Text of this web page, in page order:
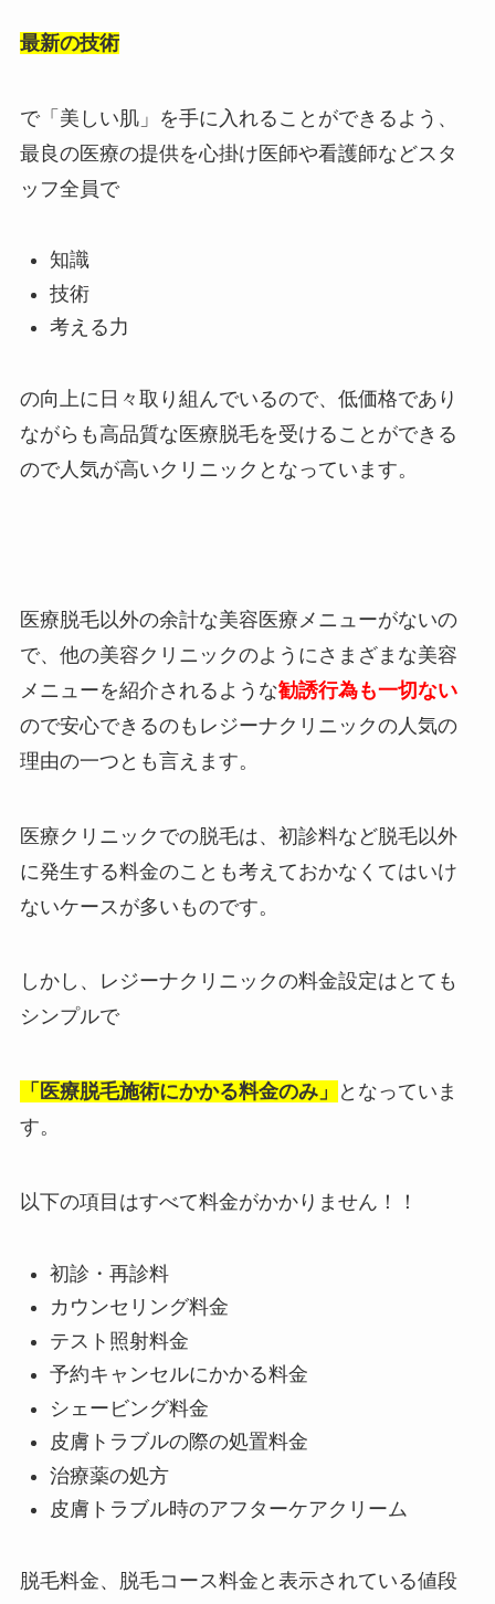
最新の技術
で「美しい肌」を手に入れることができるよう、
最良の医療の提供を心掛け医師や看護師などスタ
ッフ全員で
知識
技術
考える力
の向上に日々取り組んでいるので、低価格であり
ながらも高品質な医療脱毛を受けることができる
ので人気が高いクリニックとなっています。
医療脱毛以外の余計な美容医療メニューがないの
で、他の美容クリニックのようにさまざまな美容
メニューを紹介されるような勧誘行為も一切ない
ので安心できるのもレジーナクリニックの人気の
理由の一つとも言えます。
医療クリニックでの脱毛は、初診料など脱毛以外
に発生する料金のことも考えておかなくてはいけ
ないケースが多いものです。
しかし、レジーナクリニックの料金設定はとても
シンプルで
「医療脱毛施術にかかる料金のみ」
となっていま
す。
以下の項目はすべて料金がかかりません！！
初診・再診料
カウンセリング料金
テスト照射料金
予約キャンセルにかかる料金
シェービング料金
皮膚トラブルの際の処置料金
治療薬の処方
皮膚トラブル時のアフターケアクリーム
脱毛料金、脱毛コース料金と表示されている値段